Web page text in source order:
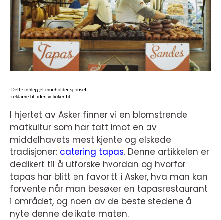
I hjertet av Asker finner vi en blomstrende
matkultur som har tatt imot en av
middelhavets mest kjente og elskede
tradisjoner: catering tapas. Denne artikkelen er
dedikert til å utforske hvordan og hvorfor
tapas har blitt en favoritt i Asker, hva man kan
forvente når man besøker en tapasrestaurant
i området, og noen av de beste stedene å
nyte denne delikate maten.